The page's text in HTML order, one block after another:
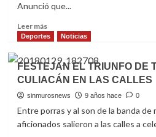
DE
Anunció que...
Leer másRead
more
MALUMA
CUMPLIÓ
24
AÑOS
Deportes Noticias
FESTEJAN EL TRIUNFO DE
CULIACÁN EN LAS CALLES
sinmurosnews 9 años hace 0
Entre porras y al son de la banda de
aficionados salieron a las calles a